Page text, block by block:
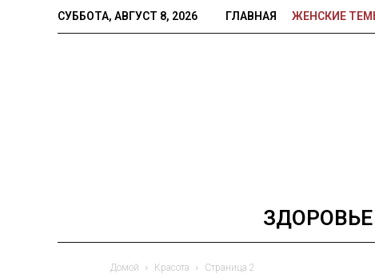
СУББОТА, АВГУСТ 8, 2026 ГЛАВНАЯ ЖЕНСКИЕ
ЗДОРОВЬЕ
Домой Красота Страница 2